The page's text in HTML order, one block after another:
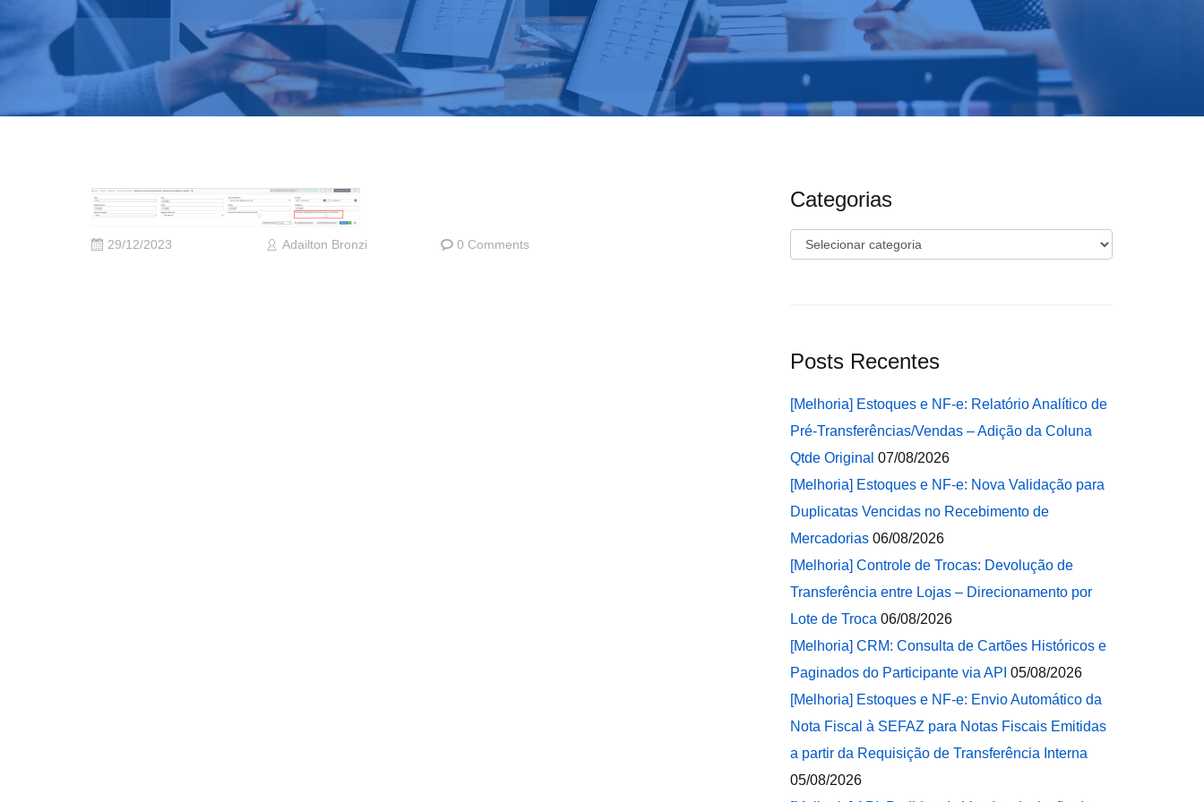
29/12/2023 Adailton Bronzi 0 Comments
Categorias
Categorias
Posts Recentes
[Melhoria] Estoques e NF-e: Relatório Analítico de
Pré-Transferências/Vendas – Adição da Coluna
Qtde Original 07/08/2026
[Melhoria] Estoques e NF-e: Nova Validação para
Duplicatas Vencidas no Recebimento de
Mercadorias 06/08/2026
[Melhoria] Controle de Trocas: Devolução de
Transferência entre Lojas – Direcionamento por
Lote de Troca 06/08/2026
[Melhoria] CRM: Consulta de Cartões Históricos e
Paginados do Participante via API 05/08/2026
[Melhoria] Estoques e NF-e: Envio Automático da
Nota Fiscal à SEFAZ para Notas Fiscais Emitidas
a partir da Requisição de Transferência Interna
05/08/2026